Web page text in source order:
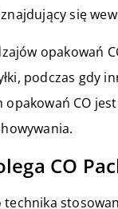
się
opakowań
podczas gdy
opakowań CO
CO
technika